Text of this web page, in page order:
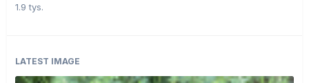
1.9 tys.
LATEST IMAGE